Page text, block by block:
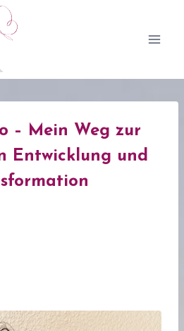
– Mein Weg zur
Entwicklung und